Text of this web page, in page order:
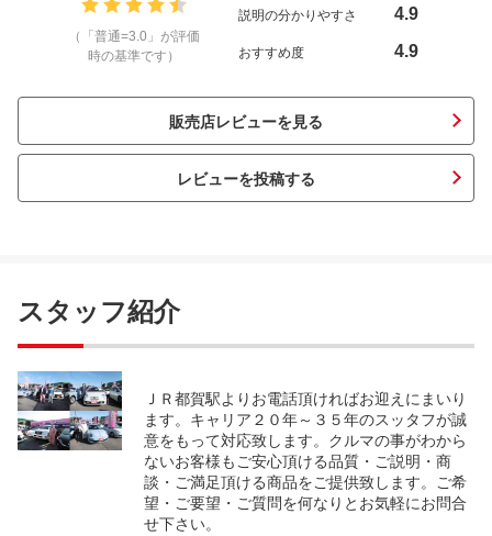
（「普通=3.0」が評価
時の基準です）
説明の分かりやすさ 4.9
おすすめ度 4.9
販売店レビューを見る
レビューを投稿する
スタッフ紹介
ＪＲ都賀駅よりお電話頂ければお迎えにまいり
ます。キャリア２０年～３５年のスッタフが誠
意をもって対応致します。クルマの事がわから
ないお客様もご安心頂ける品質・ご説明・商
談・ご満足頂ける商品をご提供致します。ご希
望・ご要望・ご質問を何なりとお気軽にお問合
せ下さい。